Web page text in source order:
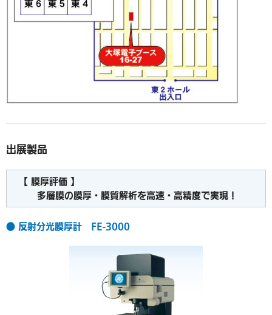
出展製品
【 膜厚評価 】
多層膜の膜厚・膜質解析を高速・高精度で実現！
● 反射分光膜厚計 FE-3000